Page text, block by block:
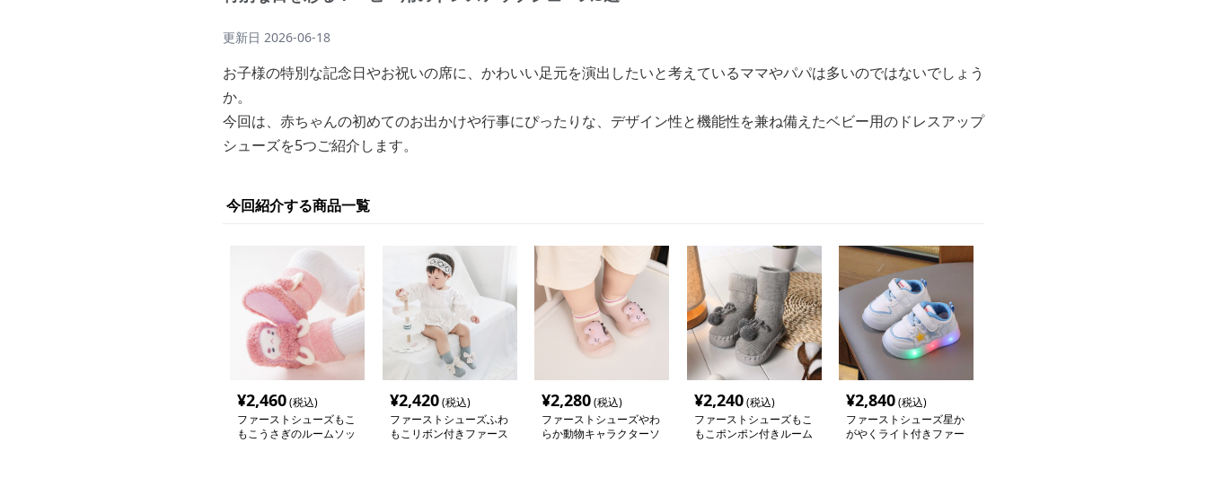
更新日 2026-06-18
お子様の特別な記念日やお祝いの席に、かわいい足元を演出したいと考えているママやパパは多いのではないでしょう
か。
今回は、赤ちゃんの初めてのお出かけや行事にぴったりな、デザイン性と機能性を兼ね備えたベビー用のドレスアップ
シューズを5つご紹介します。
今回紹介する商品一覧
¥2,460(税込)
ファーストシューズもこ
もこうさぎのルームソッ
¥2,420(税込)
ファーストシューズふわ
もこリボン付きファース
¥2,280(税込)
ファーストシューズやわ
らか動物キャラクターソ
¥2,240(税込)
ファーストシューズもこ
もこポンポン付きルーム
¥2,840(税込)
ファーストシューズ星か
がやくライト付きファー